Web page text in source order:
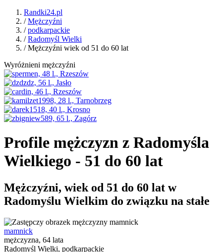
Randki24.pl
/Mężczyźni
/podkarpackie
/Radomyśl Wielki
/ Mężczyźni wiek od 51 do 60 lat
Wyróżnieni mężczyźni
Profile mężczyzn z Radomyśla
Wielkiego - 51 do 60 lat
Mężczyźni, wiek od 51 do 60 lat w
Radomyślu Wielkim do związku na stałe
mamnick
mężczyzna, 64 lata
Radomyśl Wielki, podkarpackie